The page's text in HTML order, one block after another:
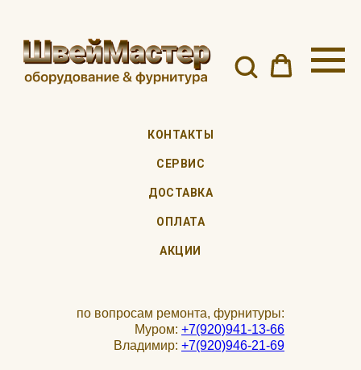
КОНТАКТЫ
СЕРВИС
ДОСТАВКА
ОПЛАТА
АКЦИИ
по вопросам ремонта, фурнитуры:
Муром: +7(920)941-13-66
Владимир: +7(920)946-21-69